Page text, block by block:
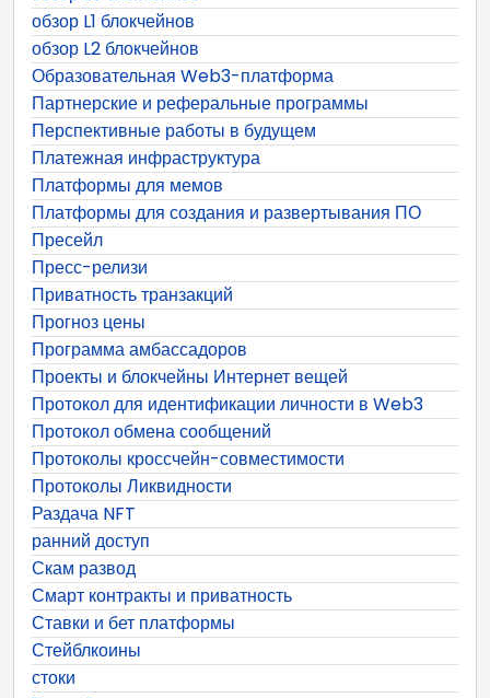
обзор L1 блокчейнов
обзор L2 блокчейнов
Образовательная Web3-платформа
Партнерские и реферальные программы
Перспективные работы в будущем
Платежная инфраструктура
Платформы для мемов
Платформы для создания и развертывания ПО
Пресейл
Пресс-релизи
Приватность транзакций
Прогноз цены
Программа амбассадоров
Проекты и блокчейны Интернет вещей
Протокол для идентификации личности в Web3
Протокол обмена сообщений
Протоколы кроссчейн-совместимости
Протоколы Ликвидности
Раздача NFT
ранний доступ
Скам развод
Смарт контракты и приватность
Ставки и бет платформы
Стейблкоины
стоки